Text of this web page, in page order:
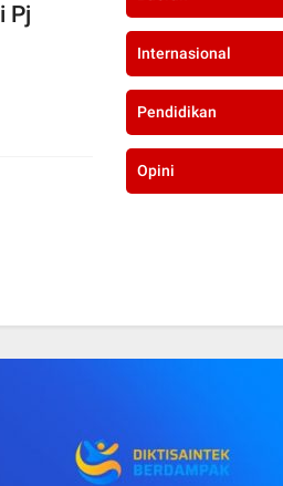
Pj
Internasional
Pendidikan
Opini